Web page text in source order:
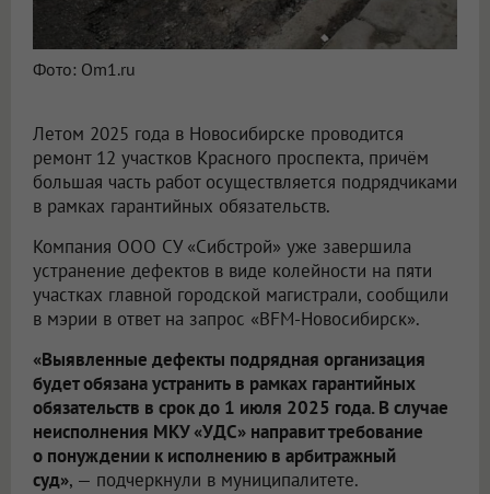
Фото: Om1.ru
Летом 2025 года в Новосибирске проводится
ремонт 12 участков Красного проспекта, причём
большая часть работ осуществляется подрядчиками
в рамках гарантийных обязательств.
Компания ООО СУ «Сибстрой» уже завершила
устранение дефектов в виде колейности на пяти
участках главной городской магистрали, сообщили
в мэрии в ответ на запрос «BFM-Новосибирск».
«Выявленные дефекты подрядная организация
будет обязана устранить в рамках гарантийных
обязательств в срок до 1 июля 2025 года. В случае
неисполнения МКУ «УДС» направит требование
о понуждении к исполнению в арбитражный
суд», — подчеркнули в муниципалитете.